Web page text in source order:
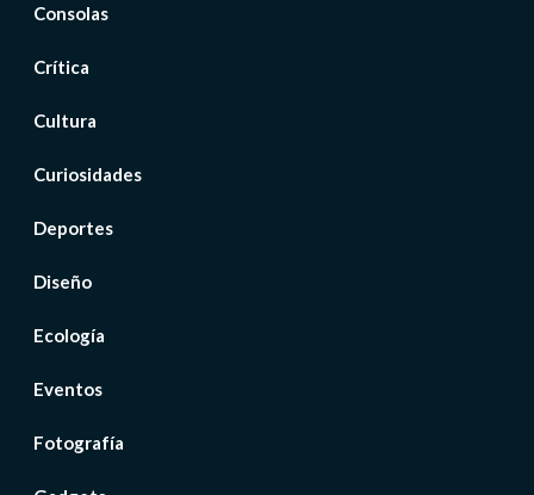
Consolas
Crítica
Cultura
Curiosidades
Deportes
Diseño
Ecología
Eventos
Fotografía